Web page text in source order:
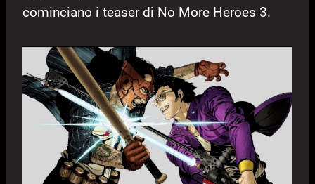
cominciano i teaser di No More Heroes 3.